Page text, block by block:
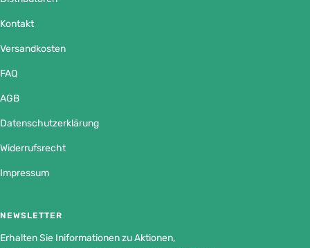
Kontakt
Versandkosten
FAQ
AGB
Datenschutzerklärung
Widerrufsrecht
Impressum
NEWSLETTER
Erhalten Sie Iniformationen zu Aktionen,